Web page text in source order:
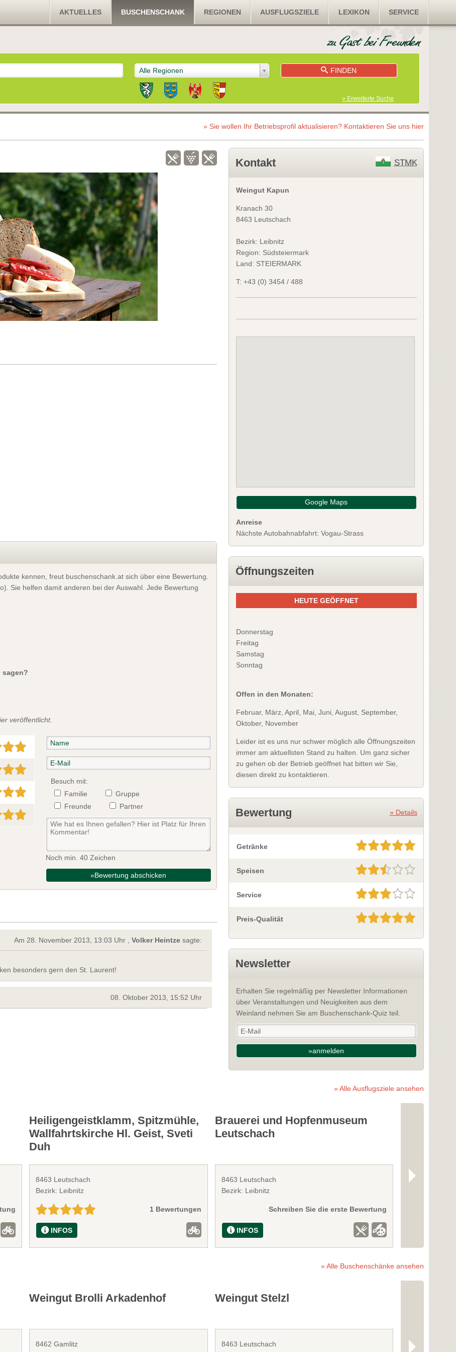
AKTUELLES BUSCHENSCHANK REGIONEN AUSFLUGSZIELE LEXIKON SERVICE
Alle Regionen FINDEN
» Erweiterte Suche
kennen, freut buschenschank.at sich über eine Bewertung.
Sie helfen damit anderen bei der Auswahl. Jede Bewertung
sagen?
veröffentlicht.
Besuch mit:
Familie
Gruppe
Freunde
Partner
Noch min. 40 Zeichen
»Bewertung abschicken
Am 28. November 2013, 13:03 Uhr , Volker Heintzesagte:
besonders gern den St. Laurent!
08. Oktober 2013, 15:52 Uhr
» Sie wollen Ihr Betriebsprofil aktualisieren? Kontaktieren Sie uns hier
Kontakt STMK
Weingut Kapun
Kranach 30
8463 Leutschach
Bezirk: Leibnitz
Region: Südsteiermark
Land: STEIERMARK
T: +43 (0) 3454 / 488
Google Maps
Anreise
Nächste Autobahnabfahrt: Vogau-Strass
Öffnungszeiten
HEUTE GEÖFFNET
Donnerstag
Freitag
Samstag
Sonntag
Offen in den Monaten:
Februar, März, April, Mai, Juni, August, September,
Oktober, November
Leider ist es uns nur schwer möglich alle Öffnungszeiten
immer am aktuellsten Stand zu halten. Um ganz sicher
zu gehen ob der Betrieb geöffnet hat bitten wir Sie,
diesen direkt zu kontaktieren.
» Details
Bewertung
Getränke
Speisen
Service
Preis-Qualität
Newsletter
Erhalten Sie regelmäßig per Newsletter Informationen
über Veranstaltungen und Neuigkeiten aus dem
Weinland nehmen Sie am Buschenschank-Quiz teil.
»anmelden
» Alle Ausflugsziele ansehen
Heiligengeistklamm, Spitzmühle,
Wallfahrtskirche Hl. Geist, Sveti
Duh
8463 Leutschach
Bezirk: Leibnitz
1 Bewertungen
INFOS
Brauerei und Hopfenmuseum
Leutschach
8463 Leutschach
Bezirk: Leibnitz
Schreiben Sie die erste Bewertung
INFOS
Freibad
8454 Arnfels
Bezirk: Leibnitz
INFOS
» Alle Buschenschänke ansehen
Weingut Brolli Arkadenhof
8462 Gamlitz
Weingut Stelzl
8463 Leutschach
Weinbau
8462 Gamlitz